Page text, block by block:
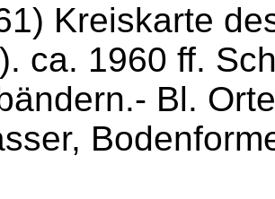
Kreiskarte
ca. 1960 ff.
Bl.